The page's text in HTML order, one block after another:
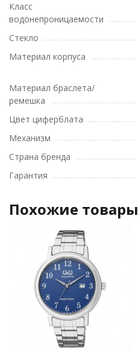
Класс
водонепроницаемости
Стекло
Материал корпуса
Материал браслета/
ремешка
Цвет циферблата
Механизм
Страна бренда
Гарантия
Похожие товары